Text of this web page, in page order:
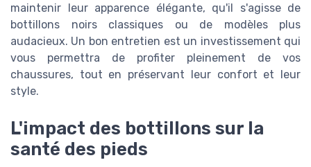
maintenir leur apparence élégante, qu'il s'agisse de
bottillons noirs classiques ou de modèles plus
audacieux. Un bon entretien est un investissement qui
vous permettra de profiter pleinement de vos
chaussures, tout en préservant leur confort et leur
style.
L'impact des bottillons sur la
santé des pieds